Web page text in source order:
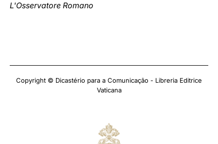
L'Osservatore Romano
Copyright © Dicastério para a Comunicação - Libreria Editrice
Vaticana